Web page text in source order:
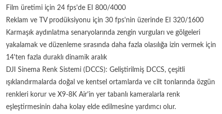
Film üretimi için 24 fps'de EI 800/4000
Reklam ve TV prodüksiyonu için 30 fps'nin üzerinde EI 320/1600
Karmaşık aydınlatma senaryolarında zengin vurguları ve gölgeleri
yakalamak ve düzenleme sırasında daha fazla olasılığa izin vermek için
14'ten fazla duraklı dinamik aralık
DJI Sinema Renk Sistemi (DCCS): Geliştirilmiş DCCS, çeşitli
ışıklandırmalarda doğal ve kentsel ortamlarda ve cilt tonlarında özgün
renkleri korur ve X9-8K Air'in yer tabanlı kameralarla renk
eşleştirmesinin daha kolay elde edilmesine yardımcı olur.